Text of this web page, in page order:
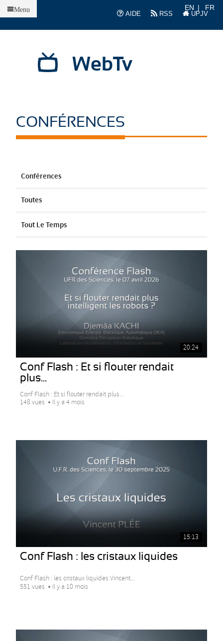
AIDE
RSS UPJV
EN FR
WebTv
Menu
CONFÉRENCES
Conférences
Toutes
Tout Le Temps
20:24
Conf Flash : Et si flouter rendait
plus...
Conf Flash : Et si flouter rendait plus...
148 vues
Il y a 4 mois
15:13
Conf Flash : les cristaux liquides
Conf Flash : les cristaux liquides Vincent...
551 vues
Il y a 10 mois